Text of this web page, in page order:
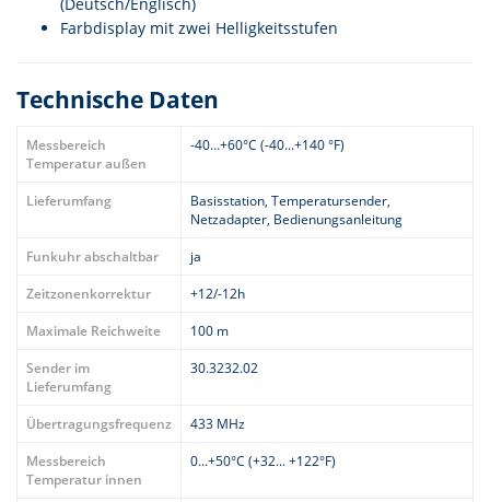
Farbdisplay mit zwei Helligkeitsstufen
Technische Daten
Messbereich
Temperatur außen
-40…+60°C (-40...+140 °F)
Lieferumfang
Basisstation, Temperatursender,
Netzadapter, Bedienungsanleitung
Funkuhr abschaltbar
ja
Zeitzonenkorrektur
+12/-12h
Maximale Reichweite
100 m
Sender im
Lieferumfang
30.3232.02
Übertragungsfrequenz
433 MHz
Messbereich
Temperatur innen
0...+50°C (+32... +122°F)